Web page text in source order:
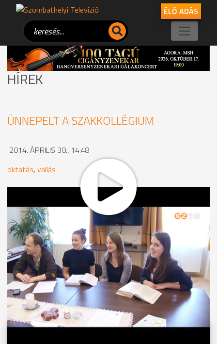
ÉLŐ ADÁS
HÍREK
ÜNNEPELT A SZAKKOLLÉGIUM
2014. ÁPRILIS 30., 14:48
oktatás, vallás
MEGOSZTÁS